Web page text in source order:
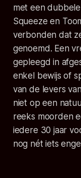
met een
Squeeze en
verbonden dat
genoemd. Een
gepleegd in
enkel bewijs of
van de levers
niet op een
reeks moorden
iedere 30 jaar
nog nét iets